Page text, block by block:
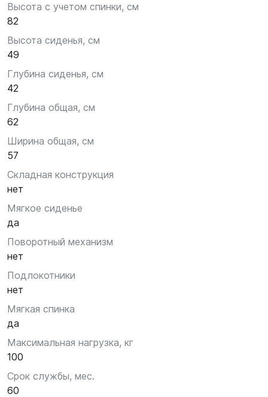
Высота с учетом спинки, см
82
Высота сиденья, см
49
Глубина сиденья, см
42
Глубина общая, см
62
Ширина общая, см
57
Складная конструкция
нет
Мягкое сиденье
да
Поворотный механизм
нет
Подлокотники
нет
Мягкая спинка
да
Максимальная нагрузка, кг
100
Срок службы, мес.
60